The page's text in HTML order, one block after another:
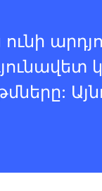
ունի